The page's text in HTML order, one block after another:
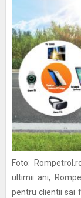
Foto:
ultimii ani,
pentru clientii sai